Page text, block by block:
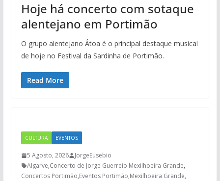
Hoje há concerto com sotaque
alentejano em Portimão
O grupo alentejano Átoa é o principal destaque musical
de hoje no Festival da Sardinha de Portimão.
Read More
CULTURA EVENTOS
5 Agosto, 2026
JorgeEusebio
Algarve,Concerto de Jorge Guerreio Mexilhoeira Grande,
Concertos Portimão,Eventos Portimão,Mexilhoeira Grande,